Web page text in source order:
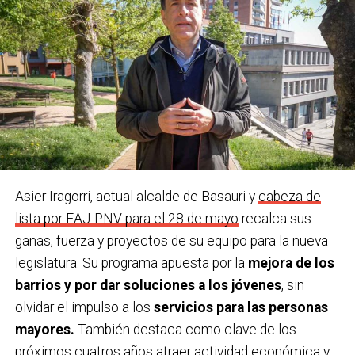
Un superpoder.Curar.
Plato favorito. Arroz con leche.
A qué otra persona de Basauri deberíamos hacer
este test y por qué. A cualquier de las numerosas
personas centenarias que tenemos en el pueblo.
Una canción o grupo.Ahora mismo, algo que sea
para bailar.
Una serie.Intimidad.
¿Último viaje que has hecho y cuál te gustaría
hacer?A la isla de Mallorca, y a cualquier sitio con mi
Último teatro, espectáculo, concierto… que has
visto. En el Social, ’20.000 especies de abejas’.
¿Una figura histórica a las que admires?Marie Curie
como exponente de las mujeres científicas.
Y un político/a que sea una inspiración para ti
Asier Iragorri, actual alcalde de Basauri y cabeza de
lista por EAJ-PNV para el 28 de mayo recalca sus
ganas, fuerza y proyectos de su equipo para la nueva
legislatura. Su programa apuesta por la mejora de los
barrios y por dar soluciones a los jóvenes, sin
olvidar el impulso a los servicios para las personas
mayores. También destaca como clave de los